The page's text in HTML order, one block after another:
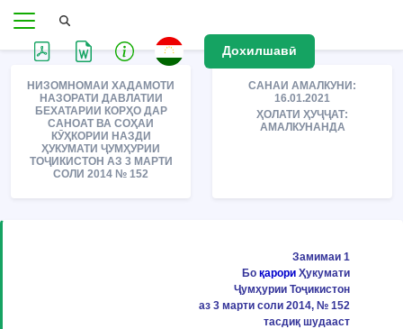
Дохилшавӣ
НИЗОМНОМАИ ХАДАМОТИ
НАЗОРАТИ ДАВЛАТИИ
БЕХАТАРИИ КОРҲО ДАР
САНОАТ ВА СОҲАИ
КӮҲКОРИИ НАЗДИ
ҲУКУМАТИ ҶУМҲУРИИ
ТОҶИКИСТОН АЗ 3 МАРТИ
СОЛИ 2014 № 152
САНАИ АМАЛКУНИ:
16.01.2021
ҲОЛАТИ ҲУҶҶАТ:
АМАЛКУНАНДА
Замимаи 1
Бо қарори Ҳукумати
Ҷумҳурии Тоҷикистон
аз 3 марти соли 2014, № 152
тасдиқ шудааст